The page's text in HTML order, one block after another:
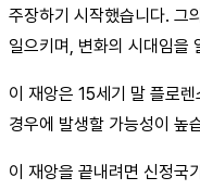
주장하기 시작했습니다. 그
일으키며, 변화의 시대임을
이 재앙은 15세기 말 플로
경우에 발생할 가능성이 높
이 재앙을 끝내려면 신정